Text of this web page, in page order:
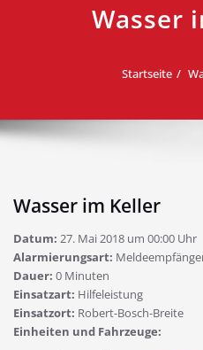
Wasser
Startseite
Wasser im Keller
Datum: 27. Mai 2018 um 00:00 Uhr
Alarmierungsart:
Dauer: 0 Minuten
Einsatzart: Hilfeleistung
Einsatzort: Robert-Bosch-Breite
Einheiten und Fahrzeuge: